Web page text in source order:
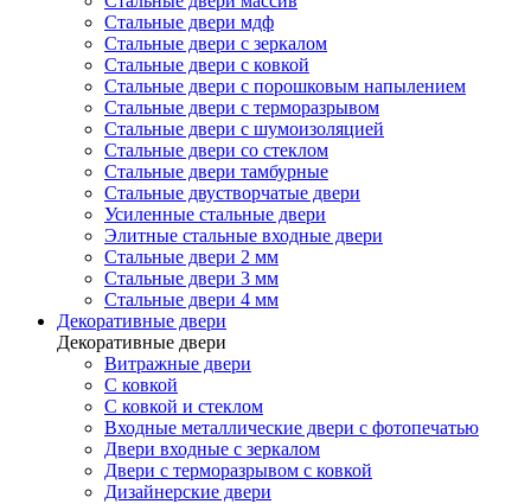
Стальные двери мдф
Стальные двери с зеркалом
Стальные двери с ковкой
Стальные двери с порошковым напылением
Стальные двери с терморазрывом
Стальные двери с шумоизоляцией
Стальные двери со стеклом
Стальные двери тамбурные
Стальные двустворчатые двери
Усиленные стальные двери
Элитные стальные входные двери
Стальные двери 2 мм
Стальные двери 3 мм
Стальные двери 4 мм
Декоративные двери
Декоративные двери
Витражные двери
С ковкой
С ковкой и стеклом
Входные металлические двери с фотопечатью
Двери входные с зеркалом
Двери с терморазрывом с ковкой
Дизайнерские двери